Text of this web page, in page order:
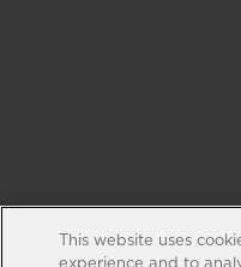
This website uses